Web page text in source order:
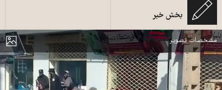
بخش خبر
نمایش
مشخصات تصویر
یکی از افراد طالبان در حال سرکوب اعتراضات مردمی در جبرئیل هرات ـ عکس از
شبکه‌های اجتماعی